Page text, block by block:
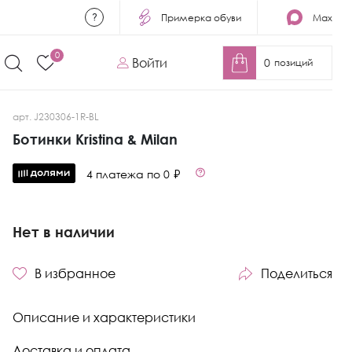
Примерка обуви Max
0
Войти 0 позиций
арт. J230306-1R-BL
Ботинки Kristina & Milan
4 платежа по 0 ₽
Нет в наличии
В избранное Поделиться
Описание и характеристики